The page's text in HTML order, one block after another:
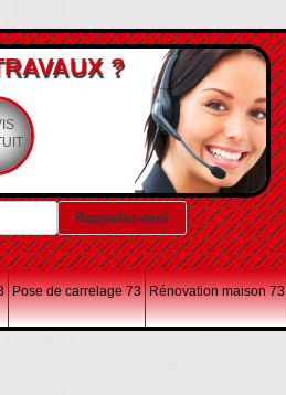
?
Pose de carrelage 73 Rénovation maison 73